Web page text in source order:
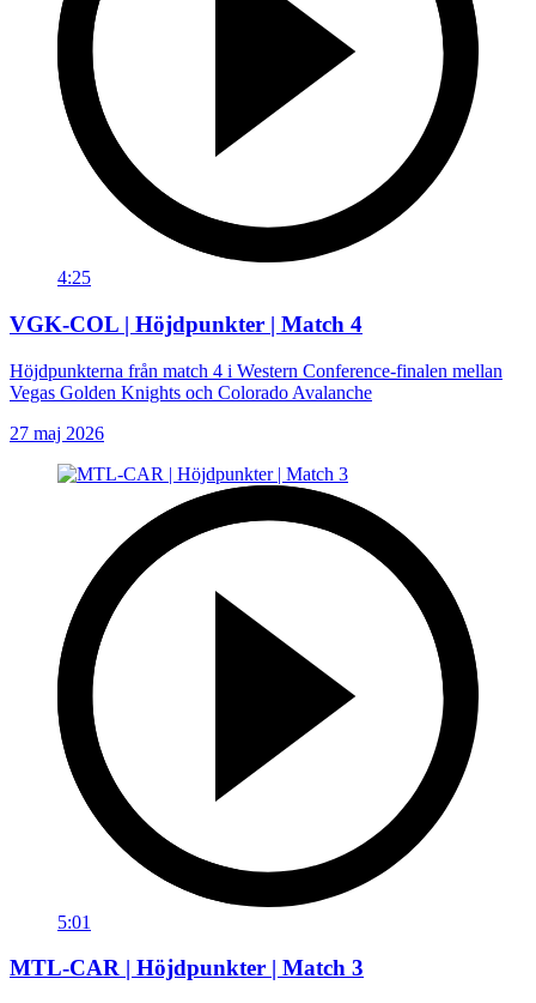
4:25
VGK-COL | Höjdpunkter | Match 4
Höjdpunkterna från match 4 i Western Conference-finalen mellan
Vegas Golden Knights och Colorado Avalanche
27 maj 2026
5:01
MTL-CAR | Höjdpunkter | Match 3